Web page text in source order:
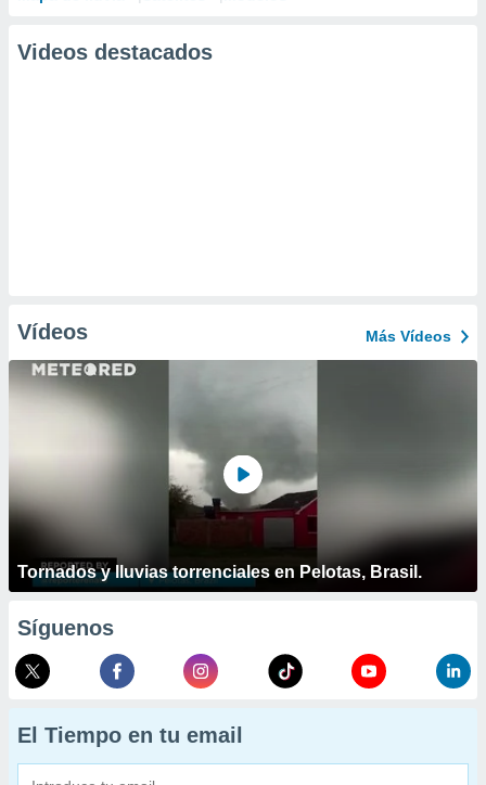
Videos destacados
Vídeos Más Vídeos
Tornados y lluvias torrenciales en Pelotas, Brasil.
Síguenos
El Tiempo en tu email